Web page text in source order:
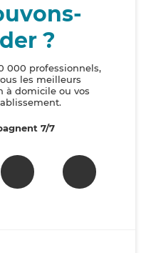
?
000 professionnels,
les meilleurs
à domicile ou vos
7/7